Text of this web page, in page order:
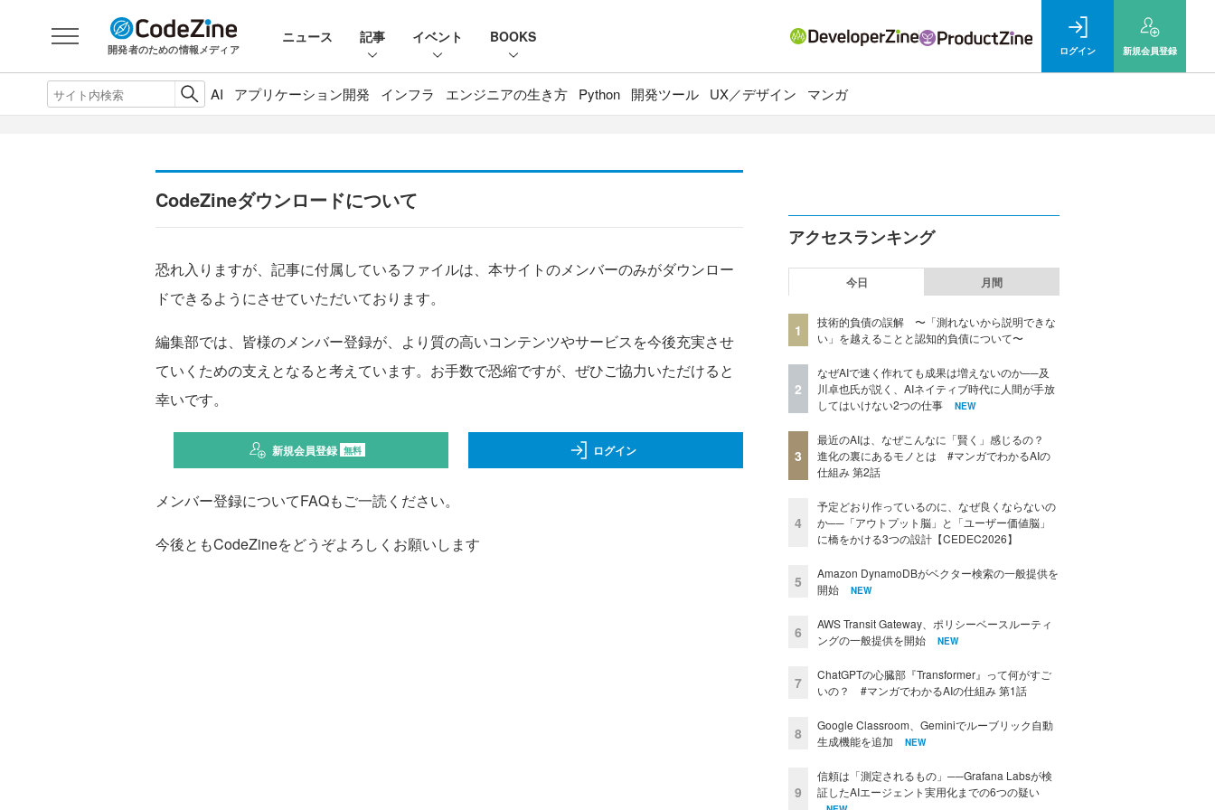
開発者のための情報メディア
ニュース 記事 イベント BOOKS
ログイン 新規会員登録
AI アプリケーション開発 インフラ エンジニアの生き方 Python 開発ツール UX／デザイン マンガ
CodeZineダウンロードについて
恐れ入りますが、記事に付属しているファイルは、本サイトのメンバーのみがダウンロー
ドできるようにさせていただいております。
編集部では、皆様のメンバー登録が、より質の高いコンテンツやサービスを今後充実させ
ていくための支えとなると考えています。お手数で恐縮ですが、ぜひご協力いただけると
幸いです。
新規会員登録 無料 ログイン
メンバー登録についてFAQもご一読ください。
今後ともCodeZineをどうぞよろしくお願いします
アクセスランキング
今日 月間
1
技術的負債の誤解 〜「測れないから説明できな
い」を越えることと認知的負債について〜
2
なぜAIで速く作れても成果は増えないのか──及
川卓也氏が説く、AIネイティブ時代に人間が手放
してはいけない2つの仕事
NEW
3
最近のAIは、なぜこんなに「賢く」感じるの？
進化の裏にあるモノとは #マンガでわかるAIの
仕組み 第2話
4
予定どおり作っているのに、なぜ良くならないの
か──「アウトプット脳」と「ユーザー価値脳」
に橋をかける3つの設計【CEDEC2026】
5
Amazon DynamoDBがベクター検索の一般提供を
開始
NEW
6
AWS Transit Gateway、ポリシーベースルーティ
ングの一般提供を開始
NEW
7
ChatGPTの心臓部『Transformer』って何がすご
いの？ #マンガでわかるAIの仕組み 第1話
8
Google Classroom、Geminiでルーブリック自動
生成機能を追加
NEW
9
信頼は「測定されるもの」──Grafana Labsが検
証したAIエージェント実用化までの6つの疑い